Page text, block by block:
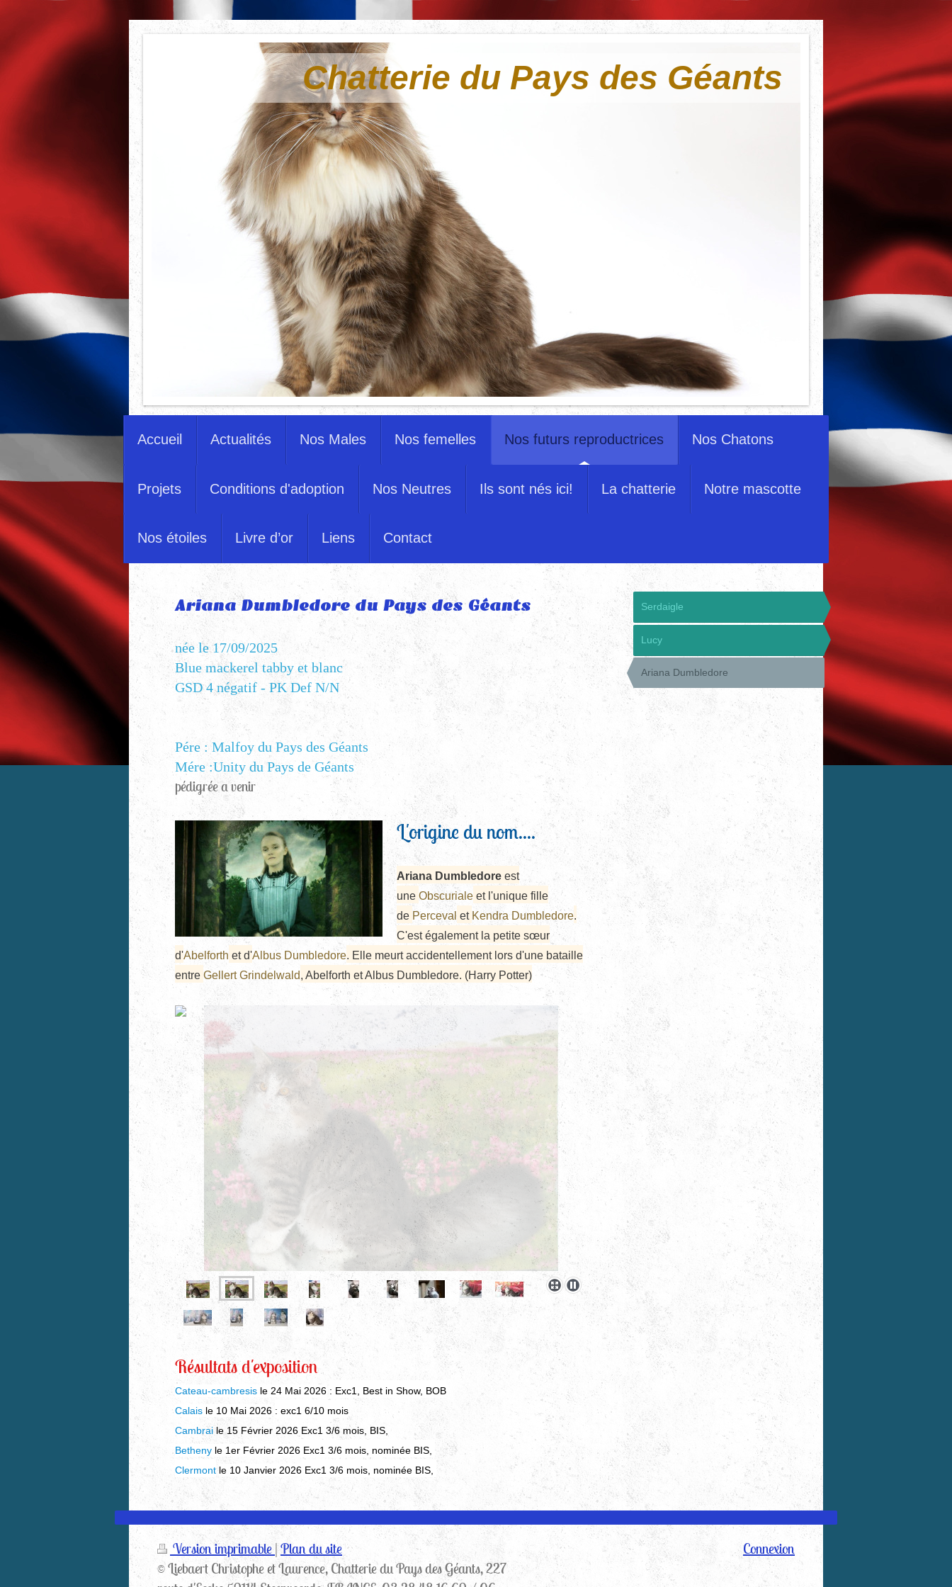
Chatterie du Pays des Géants
Accueil Actualités Nos Males Nos femelles Nos futurs reproductrices Nos Chatons
Projets Conditions d'adoption Nos Neutres Ils sont nés ici! La chatterie Notre mascotte
Nos étoiles Livre d’or Liens Contact
Ariana Dumbledore du Pays des Géants
née le 17/09/2025
Blue mackerel tabby et blanc
GSD 4 négatif - PK Def N/N
Pére : Malfoy du Pays des Géants
Mére :Unity du Pays de Géants
pédigrée a venir
L'origine du nom....
Ariana Dumbledore est
une Obscuriale et l'unique fille
de Perceval et Kendra Dumbledore.
C'est également la petite sœur
d'Abelforth et d'Albus Dumbledore. Elle meurt accidentellement lors d'une bataille
entre Gellert Grindelwald, Abelforth et Albus Dumbledore. (Harry Potter)
Résultats d'exposition
Cateau-cambresis le 24 Mai 2026 : Exc1, Best in Show, BOB
Calais le 10 Mai 2026 : exc1 6/10 mois
Cambrai le 15 Février 2026 Exc1 3/6 mois, BIS,
Betheny le 1er Février 2026 Exc1 3/6 mois, nominée BIS,
Clermont le 10 Janvier 2026 Exc1 3/6 mois, nominée BIS,
Serdaigle
Lucy
Ariana Dumbledore
Version imprimable | Plan du site
© Liebaert Christophe et Laurence, Chatterie du Pays des Géants, 227
Connexion